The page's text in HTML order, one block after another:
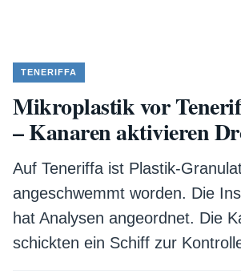
TENERIFFA
Mikroplastik vor
– Kanaren aktivieren
Auf Teneriffa ist Plastik-
angeschwemmt worden. Die
hat Analysen angeordnet. Die
schickten ein Schiff zur